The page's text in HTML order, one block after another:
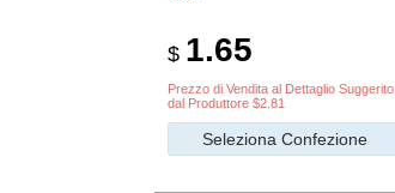
$ 1.65
Prezzo di Vendita al Dettaglio Suggerito
dal Produttore $2.81
Seleziona Confezione